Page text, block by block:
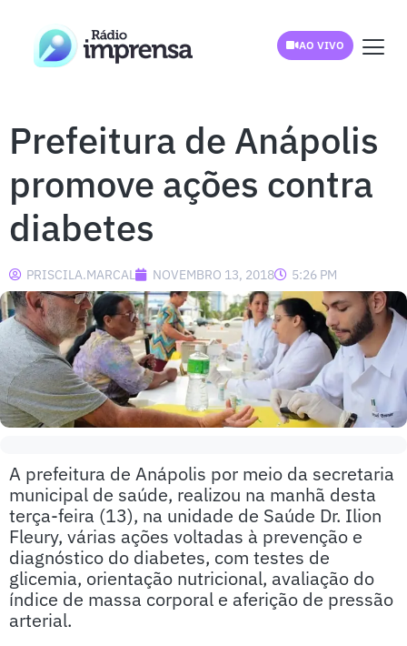
AO VIVO
Prefeitura de Anápolis
promove ações contra
diabetes
PRISCILA.MARCAL NOVEMBRO 13, 2018 5:26 PM
A prefeitura de Anápolis por meio da secretaria
municipal de saúde, realizou na manhã desta
terça-feira (13), na unidade de Saúde Dr. Ilion
Fleury, várias ações voltadas à prevenção e
diagnóstico do diabetes, com testes de
glicemia, orientação nutricional, avaliação do
índice de massa corporal e aferição de pressão
arterial.